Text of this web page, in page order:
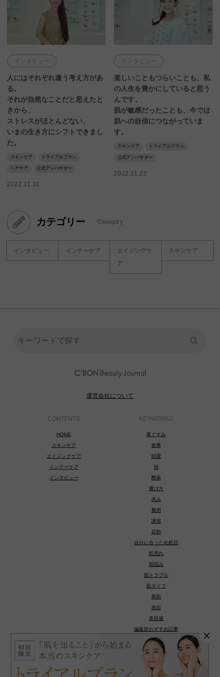
インタビュー
人にはそれぞれ違う考え方があ
る。
それが自然なことだと思えたと
きから、
ストレスがほとんどない、
いまの生き方にシフトできまし
た。
スキンケア トライアルプラン
ヘアケア 公式アンバサダー
2022.11.30
インタビュー
楽しいこともつらいことも、私
の人生を豊かにしていると思う
んです。
肌が敏感だったことも、今では
肌への自信につながっていま
す。
スキンケア トライアルプラン
公式アンバサダー
2022.11.22
カテゴリー Category
インタビュー インナーケア
エイジングケ
ア
スキンケア
運営会社について
CONTENTS
HOME
スキンケア
エイジングケア
インナーケア
インタビュー
KEYWORKD
黄ぐすみ
食事
頻度
頬
酵素
選び方
赤み
費用
講習
花粉
自分に合った化粧品
肌荒れ
肌悩み
肌トラブル
肌タイプ
美肌
美白
美容液
編集部おすすめ記事
種類